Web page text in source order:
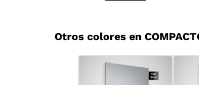
Otros colores en